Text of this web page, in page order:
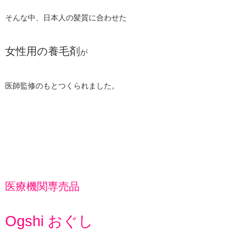
そんな中、日本人の髪質に合わせた
女性用の養毛剤 が
医師監修のもとつくられました。
医療機関専売品
Ogshi おぐし